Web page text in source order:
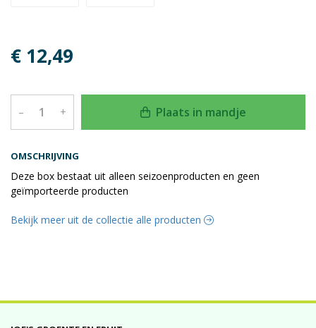
OMSCHRIJVING
Deze box bestaat uit alleen seizoenproducten en geen
geïmporteerde producten
€ 12,49
– + Plaats in mandje
Bekijk meer uit de collectie alle producten